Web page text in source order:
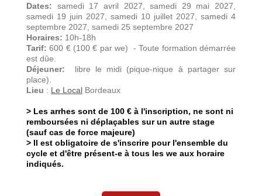
Dates: samedi 17 avril 2027, samedi 29 mai 2027,
samedi 19 juin 2027, samedi 10 juillet 2027, samedi 4
septembre 2027, samedi 25 septembre 2027
Horaires: 10h-18h
Tarif: 600 € (100 € par we) - Toute formation démarrée
est dûe.
Déjeuner:
libre le midi (pique-nique à partager sur
place).
Lieu : Le Local Bordeaux
> Les arrhes sont de 100 € à l'inscription, ne sont ni
remboursées ni déplaçables sur un autre stage
(sauf cas de force majeure)
> Il est obligatoire de s'inscrire pour l'ensemble du
cycle et d'être présent-e à tous les we aux horaire
indiqués.